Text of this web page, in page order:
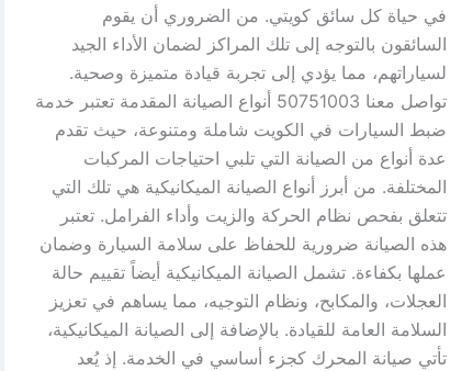
في حياة كل سائق كويتي. من الضروري أن يقوم
السائقون بالتوجه إلى تلك المراكز لضمان الأداء الجيد
لسياراتهم، مما يؤدي إلى تجربة قيادة متميزة وصحية.
تواصل معنا 50751003 أنواع الصيانة المقدمة تعتبر خدمة
ضبط السيارات في الكويت شاملة ومتنوعة، حيث تقدم
عدة أنواع من الصيانة التي تلبي احتياجات المركبات
المختلفة. من أبرز أنواع الصيانة الميكانيكية هي تلك التي
تتعلق بفحص نظام الحركة والزيت وأداء الفرامل. تعتبر
هذه الصيانة ضرورية للحفاظ على سلامة السيارة وضمان
عملها بكفاءة. تشمل الصيانة الميكانيكية أيضاً تقييم حالة
العجلات، والمكابح، ونظام التوجيه، مما يساهم في تعزيز
السلامة العامة للقيادة. بالإضافة إلى الصيانة الميكانيكية،
تأتي صيانة المحرك كجزء أساسي في الخدمة. إذ يُعد